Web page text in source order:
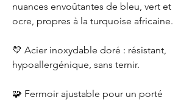
nuances envoûtantes de bleu, vert et
ocre, propres à la turquoise africaine.
💛 Acier inoxydable doré : résistant,
hypoallergénique, sans ternir.
🧩 Fermoir ajustable pour un porté